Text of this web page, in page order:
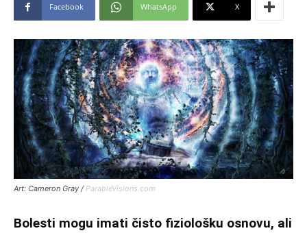
Facebook WhatsApp X
Art: Cameron Gray /ParableVisions.com
Bolesti mogu imati čisto fiziološku osnovu, ali